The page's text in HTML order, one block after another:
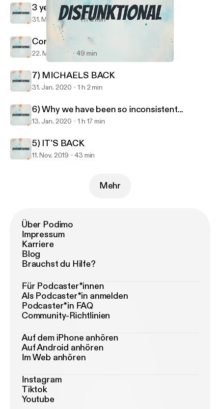
Disfunktional
3 years later....
31. März 2023 1 h 3 min
Coronacation
22. Mai 2020 49 min
7) MICHAELS BACK
31. Jan. 2020 1 h 2 min
6) Why we have been so inconsistent...
13. Jan. 2020 1 h 17 min
5) IT'S BACK
11. Nov. 2019 43 min
Mehr
Über Podimo
Impressum
Karriere
Blog
Brauchst du Hilfe?
Für Podcaster*innen
Als Podcaster*in anmelden
Podcaster*in FAQ
Community-Richtlinien
Auf dem iPhone anhören
Auf Android anhören
Im Web anhören
Instagram
Tiktok
Youtube